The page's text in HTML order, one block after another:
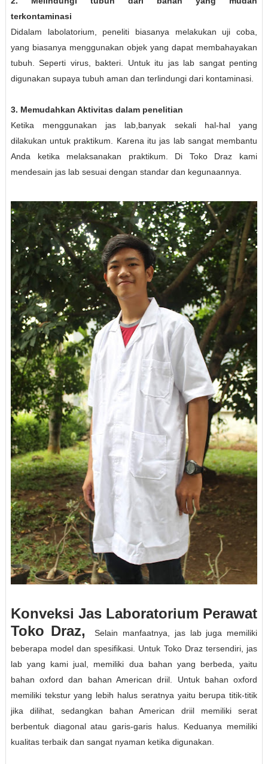
terkontaminasi
Didalam labolatorium, peneliti biasanya melakukan uji coba,
yang biasanya menggunakan objek yang dapat membahayakan
tubuh. Seperti virus, bakteri. Untuk itu jas lab sangat penting
digunakan supaya tubuh aman dan terlindungi dari kontaminasi.
3. Memudahkan Aktivitas dalam penelitian
Ketika menggunakan jas lab,banyak sekali hal-hal yang
dilakukan untuk praktikum. Karena itu jas lab sangat membantu
Anda ketika melaksanakan praktikum. Di Toko Draz kami
mendesain jas lab sesuai dengan standar dan kegunaannya.
Konveksi Jas Laboratorium Perawat
Toko Draz,
Selain manfaatnya, jas lab juga memiliki
beberapa model dan spesifikasi. Untuk Toko Draz tersendiri, jas
lab yang kami jual, memiliki dua bahan yang berbeda, yaitu
bahan oxford dan bahan American driil. Untuk bahan oxford
memiliki tekstur yang lebih halus seratnya yaitu berupa titik-titik
jika dilihat, sedangkan bahan American driil memiliki serat
berbentuk diagonal atau garis-garis halus. Keduanya memiliki
kualitas terbaik dan sangat nyaman ketika digunakan.